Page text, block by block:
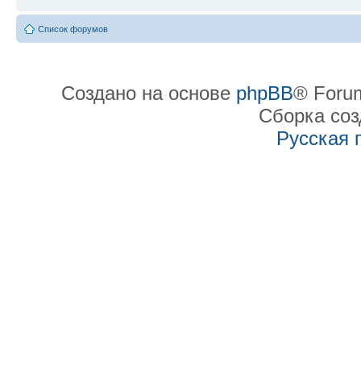
Список форумов
Создано на основе phpBB®
Сборка
Русская